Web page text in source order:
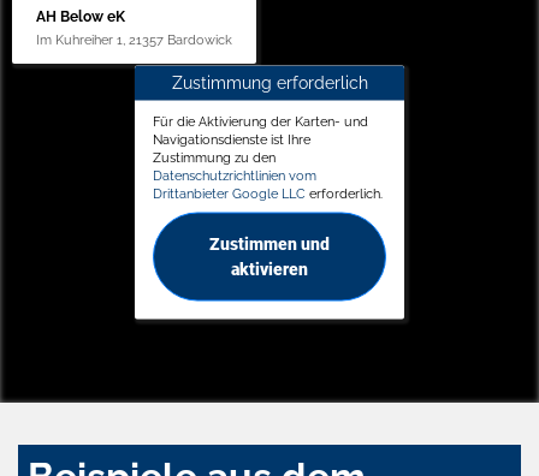
AH Below eK
Im Kuhreiher 1, 21357 Bardowick
Zustimmung erforderlich
Für die Aktivierung der Karten- und
Navigationsdienste ist Ihre
Zustimmung zu den
Datenschutzrichtlinien vom
Drittanbieter Google LLC erforderlich.
Zustimmen und
aktivieren